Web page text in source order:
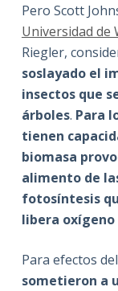
Pero Scott
Universidad de
Riegler,
soslayado el
insectos que
árboles. Para
tienen
biomasa
alimento de
fotosíntesis
libera
Para efectos
sometieron a